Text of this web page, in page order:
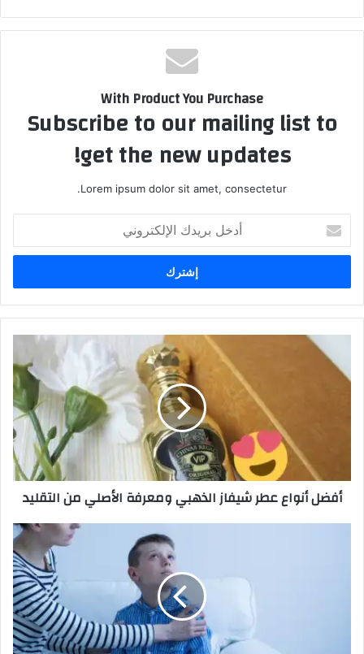
With Product You Purchase
Subscribe to our mailing list to
get the new updates!
Lorem ipsum dolor sit amet, consectetur.
بريدك
الإلكتروني
أفضل أنواع عطر شيفاز الذهبي ومعرفة الأصلي من التقليد